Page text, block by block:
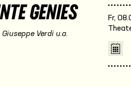
GENIES
Verdi u.a.
Fr,